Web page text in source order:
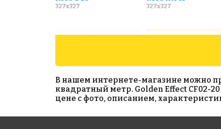
327x327 327x327
В нашем интернете-магазине можно
квадратный метр. Golden Effect CF02-
цене с фото, описанием,